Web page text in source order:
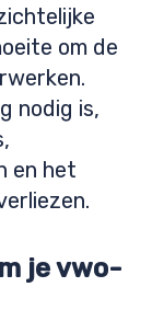
om de
nodig is,
en het
je vwo-